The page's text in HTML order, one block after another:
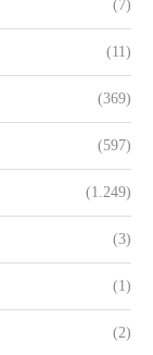
(7)
(11)
(369)
(597)
(1.249)
(3)
(1)
(2)